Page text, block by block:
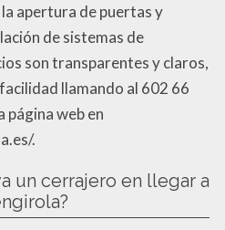
apertura de puertas y
de sistemas de
son transparentes y claros,
llamando al 602 66
web en
.
un cerrajero en llegar a